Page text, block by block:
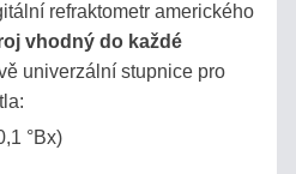
refraktometr amerického
vhodný do každé
univerzální stupnice pro
°Bx)